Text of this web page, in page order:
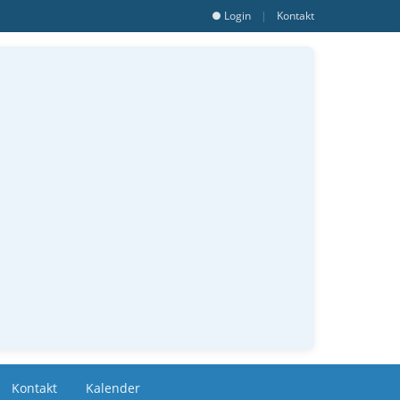
● Login | Kontakt
Kontakt Kalender